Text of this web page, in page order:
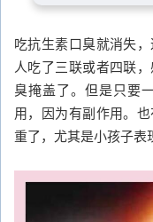
吃抗生素口臭就消失
人吃了三联或者四联
臭掩盖了。但是只要
用，因为有副作用。
重了，尤其是小孩子表